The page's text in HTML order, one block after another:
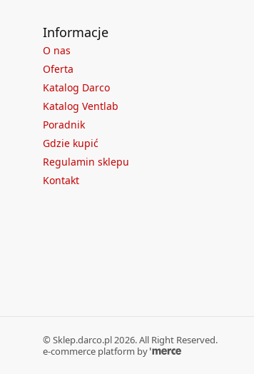
Informacje
O nas
Oferta
Katalog Darco
Katalog Ventlab
Poradnik
Gdzie kupić
Regulamin sklepu
Kontakt
© Sklep.darco.pl 2026. All Right Reserved.
e-commerce platform by